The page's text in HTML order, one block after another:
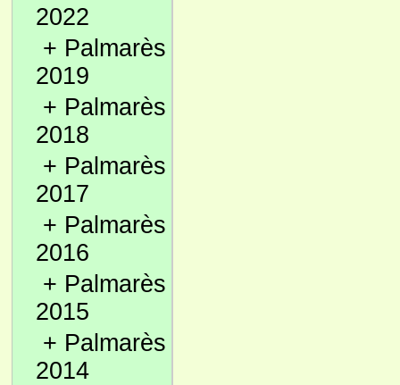
2022
+ Palmarès
2019
+ Palmarès
2018
+ Palmarès
2017
+ Palmarès
2016
+ Palmarès
2015
+ Palmarès
2014